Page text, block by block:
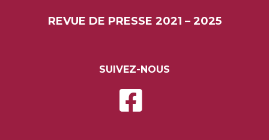
REVUE DE PRESSE 2021 – 2025
SUIVEZ-NOUS